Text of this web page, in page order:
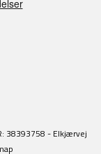
38393758 - Elkjærvej